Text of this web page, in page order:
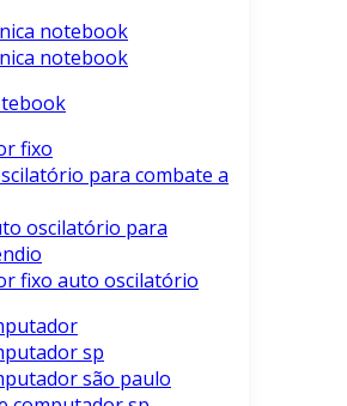
notebook
notebook
fixo
para combate a
oscilatório para
fixo auto oscilatório
sp
são paulo